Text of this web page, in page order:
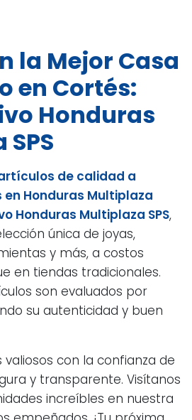
la Mejor Casa
en Cortés:
Honduras
de calidad a
Honduras Multiplaza
Honduras Multiplaza SPS,
única de joyas,
y más, a costos
en tiendas tradicionales.
son evaluados por
su autenticidad y buen
con la confianza de
y transparente. Visítanos
increíbles en nuestra